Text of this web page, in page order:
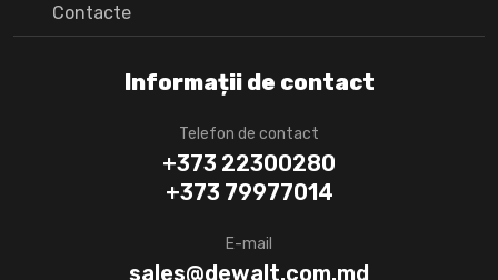
Informații de contact
Telefon de contact
+373 22300280
+373 79977014
E-mail
sales@dewalt.com.md
Сontacte